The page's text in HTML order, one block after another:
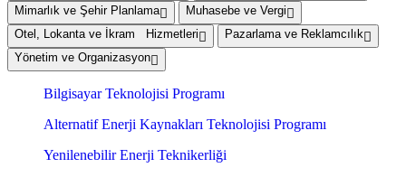
Mimarlık ve Şehir Planlama
Muhasebe ve Vergi
Otel, Lokanta ve İkram Hizmetleri
Pazarlama ve Reklamcılık
Yönetim ve Organizasyon
Bilgisayar Teknolojisi Programı
Alternatif Enerji Kaynakları Teknolojisi Programı
Yenilenebilir Enerji Teknikerliği